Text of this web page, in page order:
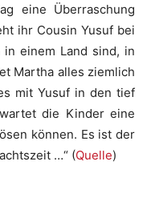
eine Überraschung
ihr Cousin Yusuf bei
einem Land sind, in
Martha alles ziemlich
mit Yusuf in den tief
die Kinder eine
können. Es ist der
…“ (Quelle)